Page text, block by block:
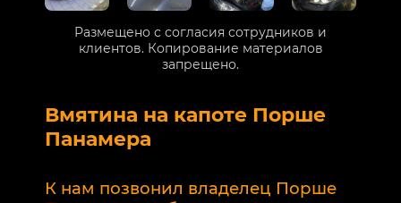
Вмятина на капоте Порше
Панамера
К нам позвонил владелец Порше
Размещено с согласия сотрудников и
клиентов. Копирование материалов
запрещено.